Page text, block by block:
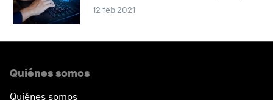
12 feb 2021
Quiénes somos
Quiénes somos